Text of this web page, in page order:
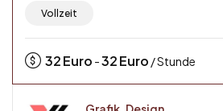
Vollzeit
32Euro -32Euro / Stunde